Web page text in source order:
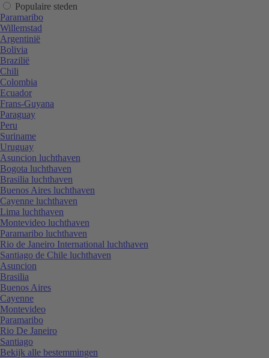
Populaire steden
Paramaribo
Willemstad
Argentinië
Bolivia
Brazilië
Chili
Colombia
Ecuador
Frans-Guyana
Paraguay
Peru
Suriname
Uruguay
Asuncion luchthaven
Bogota luchthaven
Brasilia luchthaven
Buenos Aires luchthaven
Cayenne luchthaven
Lima luchthaven
Montevideo luchthaven
Paramaribo luchthaven
Rio de Janeiro International luchthaven
Santiago de Chile luchthaven
Asuncion
Brasilia
Buenos Aires
Cayenne
Montevideo
Paramaribo
Rio De Janeiro
Santiago
Bekijk alle bestemmingen